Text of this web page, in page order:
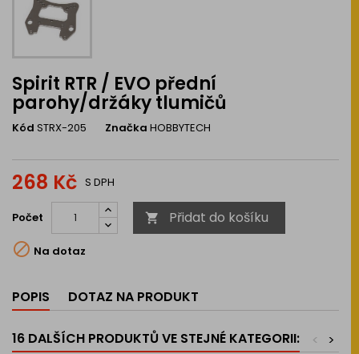
Spirit RTR / EVO přední
parohy/držáky tlumičů
Kód STRX-205 Značka HOBBYTECH
268 Kč S DPH
Počet  Přidat do košíku
 Na dotaz
POPIS DOTAZ NA PRODUKT
16 DALŠÍCH PRODUKTŮ VE STEJNÉ KATEGORII: >
<